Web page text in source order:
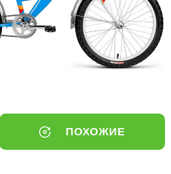
ПОХОЖИЕ
только
банка
75% будут